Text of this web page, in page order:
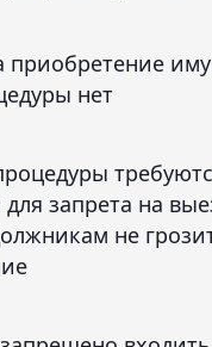
приобретение
нет
запрета на
не